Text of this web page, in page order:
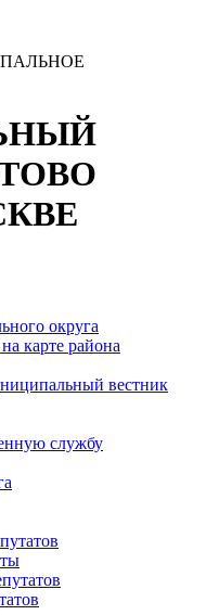
округа
карте района
вестник
службу